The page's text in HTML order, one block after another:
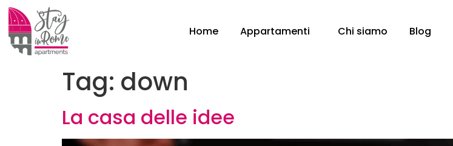
Home Appartamenti Chi siamo Blog
Tag: down
La casa delle idee